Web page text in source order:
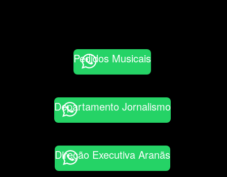
Pedidos Musicais
Departamento Jornalismo
Direção Executiva Aranãs